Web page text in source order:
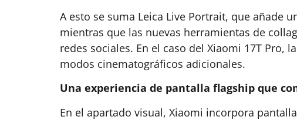
A esto se suma Leica Live Portrait, que añade
mientras que las nuevas herramientas de
redes sociales. En el caso del Xiaomi 17T Pro,
modos cinematográficos adicionales.
Una experiencia de pantalla flagship que
En el apartado visual, Xiaomi incorpora